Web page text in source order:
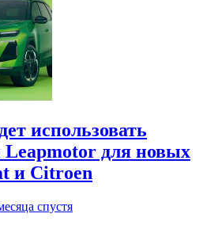
использовать
Leapmotor для новых
и Citroen
спустя